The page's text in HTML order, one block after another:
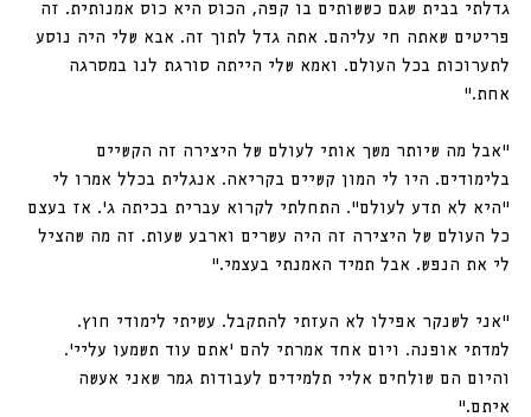
גדלתי בבית שגם כששותים בו קפה, הכוס היא כוס אמנותית. זה
פריטים שאתה חי עליהם. אתה גדל לתוך זה. אבא שלי היה נוסע
לתערוכות בכל העולם. ואמא שלי הייתה סורגת לנו במסרגה
אחת."
"אבל מה שיותר משך אותי לעולם של היצירה זה הקשיים
בלימודים. היו לי המון קשיים בקריאה. אנגלית בכלל אמרו לי
“היא לא תדע לעולם”. התחלתי לקרוא עברית בכיתה ג’. אז בעצם
כל העולם של היצירה זה היה עשרים וארבע שעות. זה מה שהציל
לי את הנפש. אבל תמיד האמנתי בעצמי."
"אני לשנקר אפילו לא העזתי להתקבל. עשיתי לימודי חוץ.
למדתי אופנה. ויום אחד אמרתי להם ׳אתם עוד תשמעו עליי׳.
והיום הם שולחים אליי תלמידים לעבודות גמר שאני אעשה
איתם."